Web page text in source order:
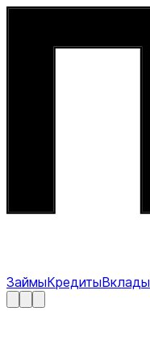
ЗаймыКредитыВклады